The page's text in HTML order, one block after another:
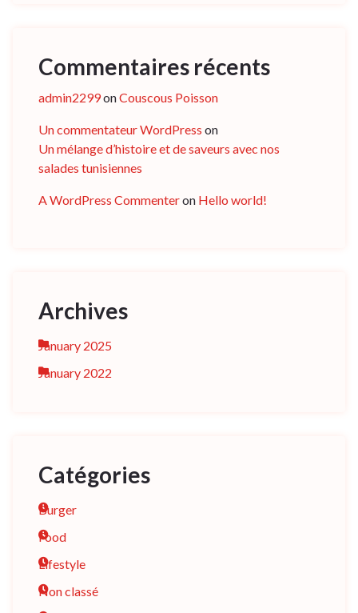
Commentaires récents
admin2299onCouscous Poisson
Un commentateur WordPress on
Un mélange d’histoire et de saveurs avec nos
salades tunisiennes
A WordPress Commenteron Hello world!
Archives
January 2025
January 2022
Catégories
Burger
Food
Lifestyle
Non classé